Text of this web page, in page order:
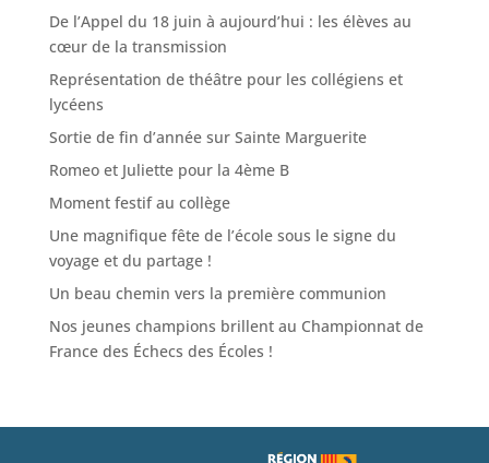
De l’Appel du 18 juin à aujourd’hui : les élèves au
cœur de la transmission
Représentation de théâtre pour les collégiens et
lycéens
Sortie de fin d’année sur Sainte Marguerite
Romeo et Juliette pour la 4ème B
Moment festif au collège
Une magnifique fête de l’école sous le signe du
voyage et du partage !
Un beau chemin vers la première communion
Nos jeunes champions brillent au Championnat de
France des Échecs des Écoles !